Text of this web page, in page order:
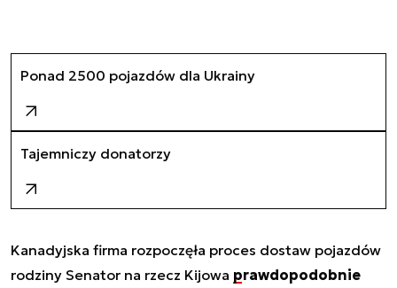
Ponad 2500 pojazdów dla Ukrainy
Tajemniczy donatorzy
Kanadyjska firma rozpoczęła proces dostaw pojazdów
rodziny Senator na rzecz Kijowa prawdopodobnie